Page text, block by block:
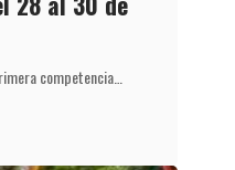
competencia…